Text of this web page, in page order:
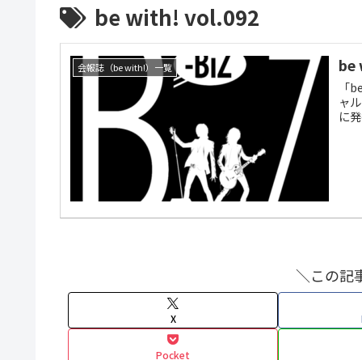
be with! vol.092
会報誌（be with!）一覧 be
「
ャ
に
＼この記
X
Pocket